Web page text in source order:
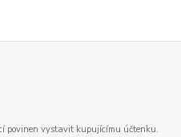
povinen vystavit kupujícímu účtenku.